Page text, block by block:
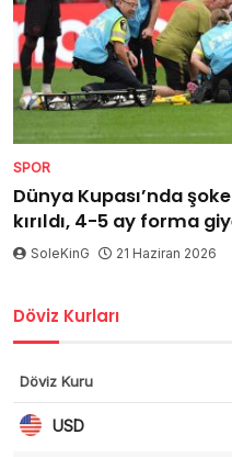
SPOR
Dünya Kupası’nda
kırıldı, 4-5 ay forma
SoleKinG 21 Haziran 2026
Döviz Kurları
Döviz Kuru
USD